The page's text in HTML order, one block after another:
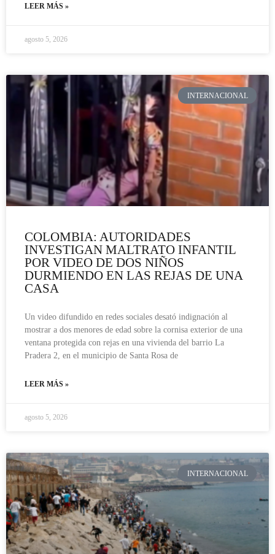
LEER MÁS »
agosto 5, 2026
INTERNACIONAL
COLOMBIA: AUTORIDADES
INVESTIGAN MALTRATO INFANTIL
POR VIDEO DE DOS NIÑOS
DURMIENDO EN LAS REJAS DE UNA
CASA
Un video difundido en redes sociales desató indignación al
mostrar a dos menores de edad sobre la cornisa exterior de una
ventana protegida con rejas en una vivienda del barrio La
Pradera 2, en el municipio de Santa Rosa de
LEER MÁS »
agosto 5, 2026
INTERNACIONAL